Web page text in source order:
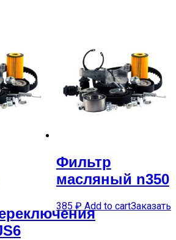
Фильтр
масляный n350
385 ₽ Add to cartЗаказать